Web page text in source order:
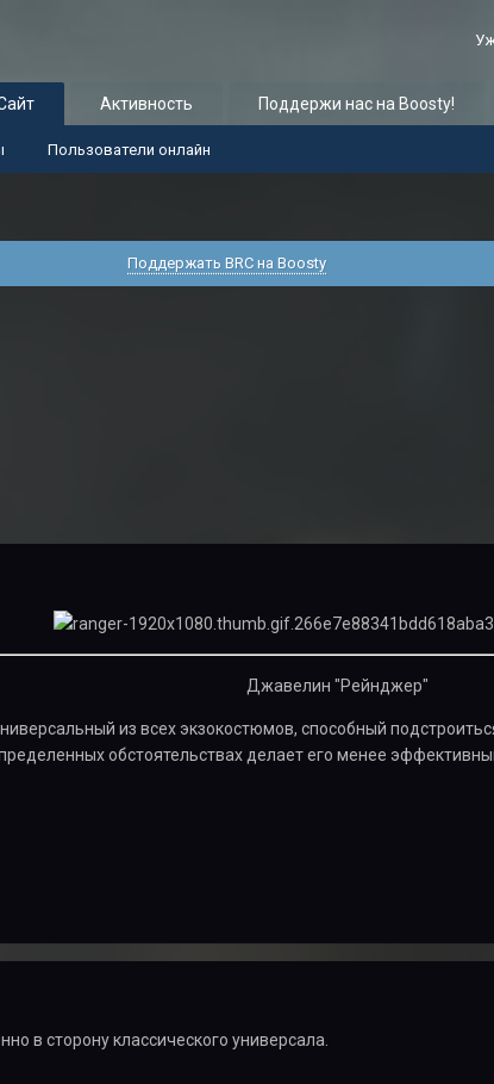
Пользователи онлайн
Активность Поддержи нас на Boosty!
Поддержать BRC на Boosty
Джавелин "Рейнджер"
из всех экзокостюмов, способный
обстоятельствах делает его менее
в сторону классического универсала.